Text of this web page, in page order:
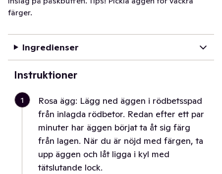
färger.
Ingredienser
Instruktioner
1
Rosa ägg: Lägg ned äggen i rödbetsspad
från inlagda rödbetor. Redan efter ett par
minuter har äggen börjat ta åt sig färg
från lagen. När du är nöjd med färgen, ta
upp äggen och låt ligga i kyl med
tätslutande lock.